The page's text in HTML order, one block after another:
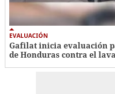
EVALUACIÓN
Gafilat inicia evaluación
de Honduras contra el